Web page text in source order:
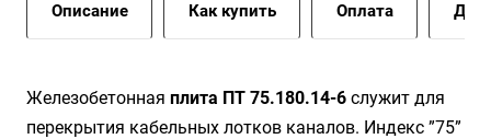
Описание Как купить Оплата
Железобетонная плита ПТ 75.180.14-6 служит для
перекрытия кабельных лотков каналов. Индекс ”75”